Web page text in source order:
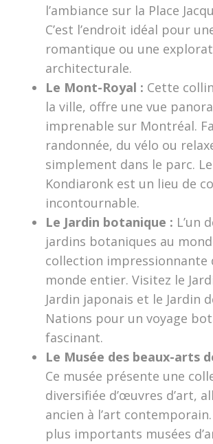
l’ambiance sur la Place
C’est l’endroit idéal pour
romantique ou une
architecturale.
Le Mont-Royal : Cette
la ville, offre une vue
imprenable sur Montréal.
randonnée, du vélo ou
simplement dans le parc.
Kondiaronk est un lieu de
incontournable.
Le Jardin botanique : L’un
jardins botaniques au
collection impressionnante
monde entier. Visitez le
Jardin japonais et le Jardin
Nations pour un voyage
fascinant.
Le Musée des beaux-arts
Ce musée présente une
diversifiée d’œuvres d’art,
ancien à l’art contemporain.
plus importants musées